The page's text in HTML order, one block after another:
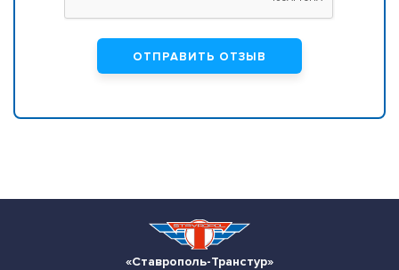
«Ставрополь-Транстур»